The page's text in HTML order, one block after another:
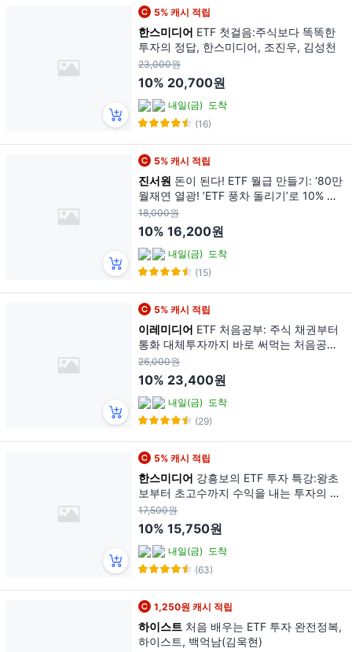
5% 캐시 적립
한스미디어 ETF 첫걸음:주식보다 똑똑한
투자의 정답, 한스미디어, 조진우, 김성천
23,000원
10% 20,700원
내일(금)
도착
(16)
5% 캐시 적립
진서원 돈이 된다! ETF 월급 만들기: ‘80만
월재연 열광! ’ETF 풍차 돌리기’로 10% 수
익 무한창출!, 투생(이금옥), 진서원
18,000원
10% 16,200원
내일(금)
도착
(15)
5% 캐시 적립
이레미디어 ETF 처음공부: 주식 채권부터
통화 대체투자까지 바로 써먹는 처음공부
시리즈 4, 김성일, 이레미디어
26,000원
10% 23,400원
내일(금)
도착
(29)
5% 캐시 적립
한스미디어 강흥보의 ETF 투자 특강:왕초
보부터 초고수까지 수익을 내는 투자의 정
석, 한스미디어
17,500원
10% 15,750원
내일(금)
도착
(63)
1,250원 캐시 적립
하이스트 처음 배우는 ETF 투자 완전정복,
하이스트, 백억남(김욱현)